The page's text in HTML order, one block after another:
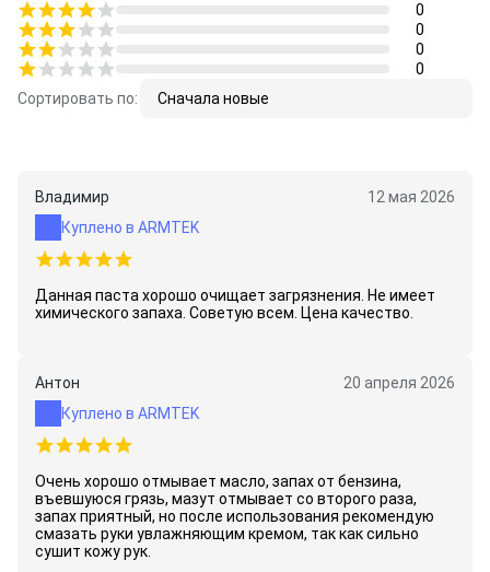
0
0
0
0
Сортировать по:
Сначала новые
Владимир
12 мая 2026
Куплено в ARMTEK
Данная паста хорошо очищает загрязнения. Не имеет
химического запаха. Советую всем. Цена качество.
Антон
20 апреля 2026
Куплено в ARMTEK
Очень хорошо отмывает масло, запах от бензина,
въевшуюся грязь, мазут отмывает со второго раза,
запах приятный, но после использования рекомендую
смазать руки увлажняющим кремом, так как сильно
сушит кожу рук.